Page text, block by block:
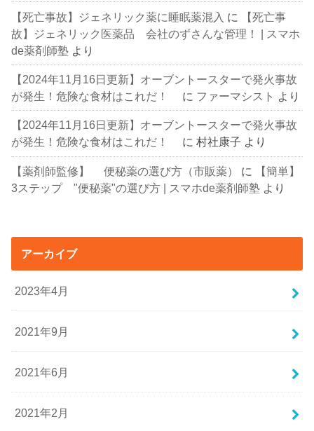
【死亡事故】ジェネリック薬に睡眠薬混入 に
【死亡事
故】ジェネリック医薬品 会社のずさんな管理！ | スマホ
de薬剤師塾 より
【2024年11月16日更新】オーブントースターで発火事故
が発生！危険な食材はこれだ！
に ファーマシスト より
【2024年11月16日更新】オーブントースターで発火事故
が発生！危険な食材はこれだ！
に村社康子 より
【薬剤師監修】 便秘薬の選び方（市販薬） に
【簡単】
3ステップ "便秘薬"の選び方 | スマホde薬剤師塾 より
アーカイブ
2023年4月
2021年9月
2021年6月
2021年2月